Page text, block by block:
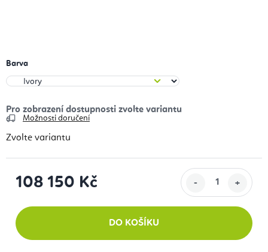
Barva
Možnosti doručení
Zvolte variantu
108 150 Kč
DO KOŠÍKU